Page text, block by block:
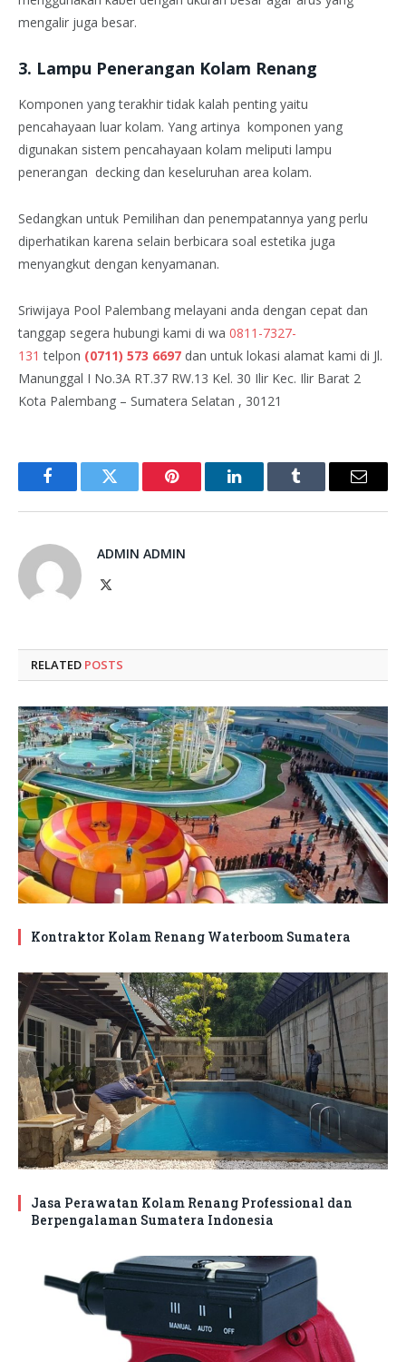
mengalir juga besar.
3. Lampu Penerangan Kolam Renang
Komponen yang terakhir tidak kalah penting yaitu
pencahayaan luar kolam. Yang artinya komponen yang
digunakan sistem pencahayaan kolam meliputi lampu
penerangan decking dan keseluruhan area kolam.
Sedangkan untuk Pemilihan dan penempatannya yang perlu
diperhatikan karena selain berbicara soal estetika juga
menyangkut dengan kenyamanan.
Sriwijaya Pool Palembang melayani anda dengan cepat dan
tanggap segera hubungi kami di wa 0811-7327-
131 telpon (0711) 573 6697 dan untuk lokasi alamat kami di Jl.
Manunggal I No.3A RT.37 RW.13 Kel. 30 Ilir Kec. Ilir Barat 2
Kota Palembang – Sumatera Selatan , 30121
FacebookTwitter Pinterest LinkedInTumblr Email
ADMIN ADMIN
RELATED POSTS
Kontraktor Kolam Renang Waterboom Sumatera
Jasa Perawatan Kolam Renang Professional dan
Berpengalaman Sumatera Indonesia